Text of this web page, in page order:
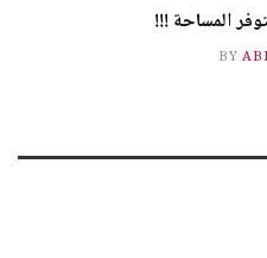
المساحة !!!
BY